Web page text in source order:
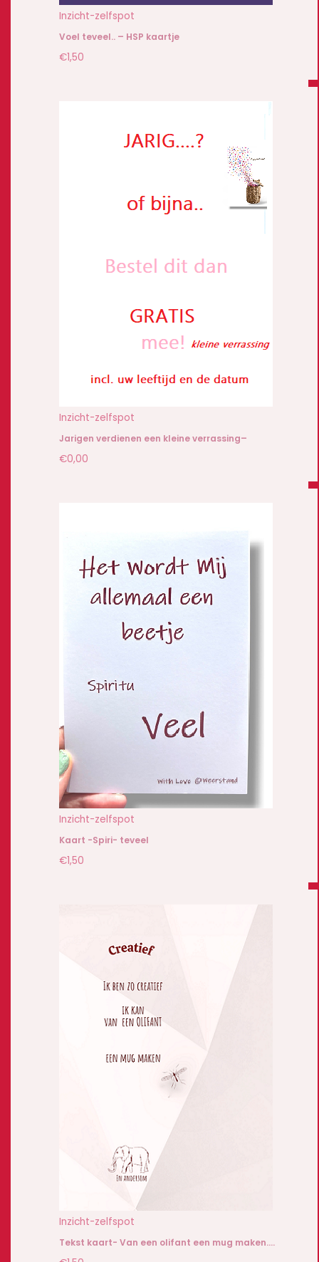
Inzicht-zelfspot
Voel teveel.. – HSP kaartje
€1,50
Inzicht-zelfspot
Jarigen verdienen een kleine verrassing–
€0,00
Inzicht-zelfspot
Kaart -Spiri- teveel
€1,50
Inzicht-zelfspot
Tekst kaart- Van een olifant een mug maken….